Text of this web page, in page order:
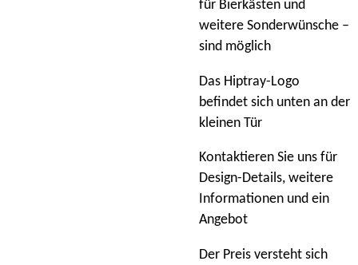
für Bierkästen und
weitere Sonderwünsche –
sind möglich
Das Hiptray-Logo
befindet sich unten an der
kleinen Tür
Kontaktieren Sie uns für
Design-Details, weitere
Informationen und ein
Angebot
Der Preis versteht sich